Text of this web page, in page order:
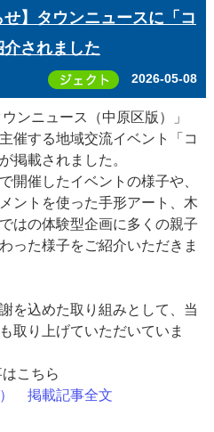
せ】タウンニュースに「コ
されました
2026-05-08
ンニュース（中原区版）」
催する地域交流イベント「コ
掲載されました。
開催したイベントの様子や、
ントを使った手形アート、木
はの体験型企画に多くの親子
った様子をご紹介いただきま
を込めた取り組みとして、当
取り上げていただいていま
こちら
） 掲載記事全文